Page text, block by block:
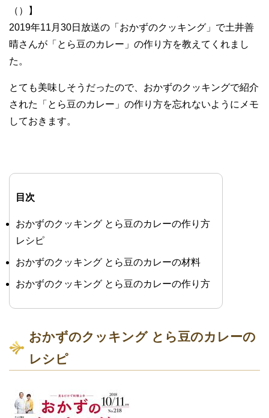
（）】
2019年11月30日放送の「おかずのクッキング」で土井善
晴さんが「とら豆のカレー」の作り方を教えてくれまし
た。
とても美味しそうだったので、おかずのクッキングで紹介
された「とら豆のカレー」の作り方を忘れないようにメモ
しておきます。
目次
おかずのクッキング とら豆のカレーの作り方
レシピ
おかずのクッキング とら豆のカレーの材料
おかずのクッキング とら豆のカレーの作り方
おかずのクッキング とら豆のカレーの
レシピ